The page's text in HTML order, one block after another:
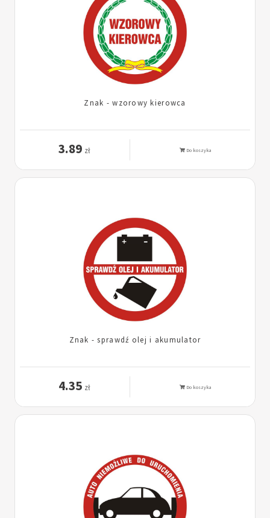
Znak - wzorowy kierowca
3.89 zł Do koszyka
Znak - sprawdź olej i akumulator
4.35 zł Do koszyka